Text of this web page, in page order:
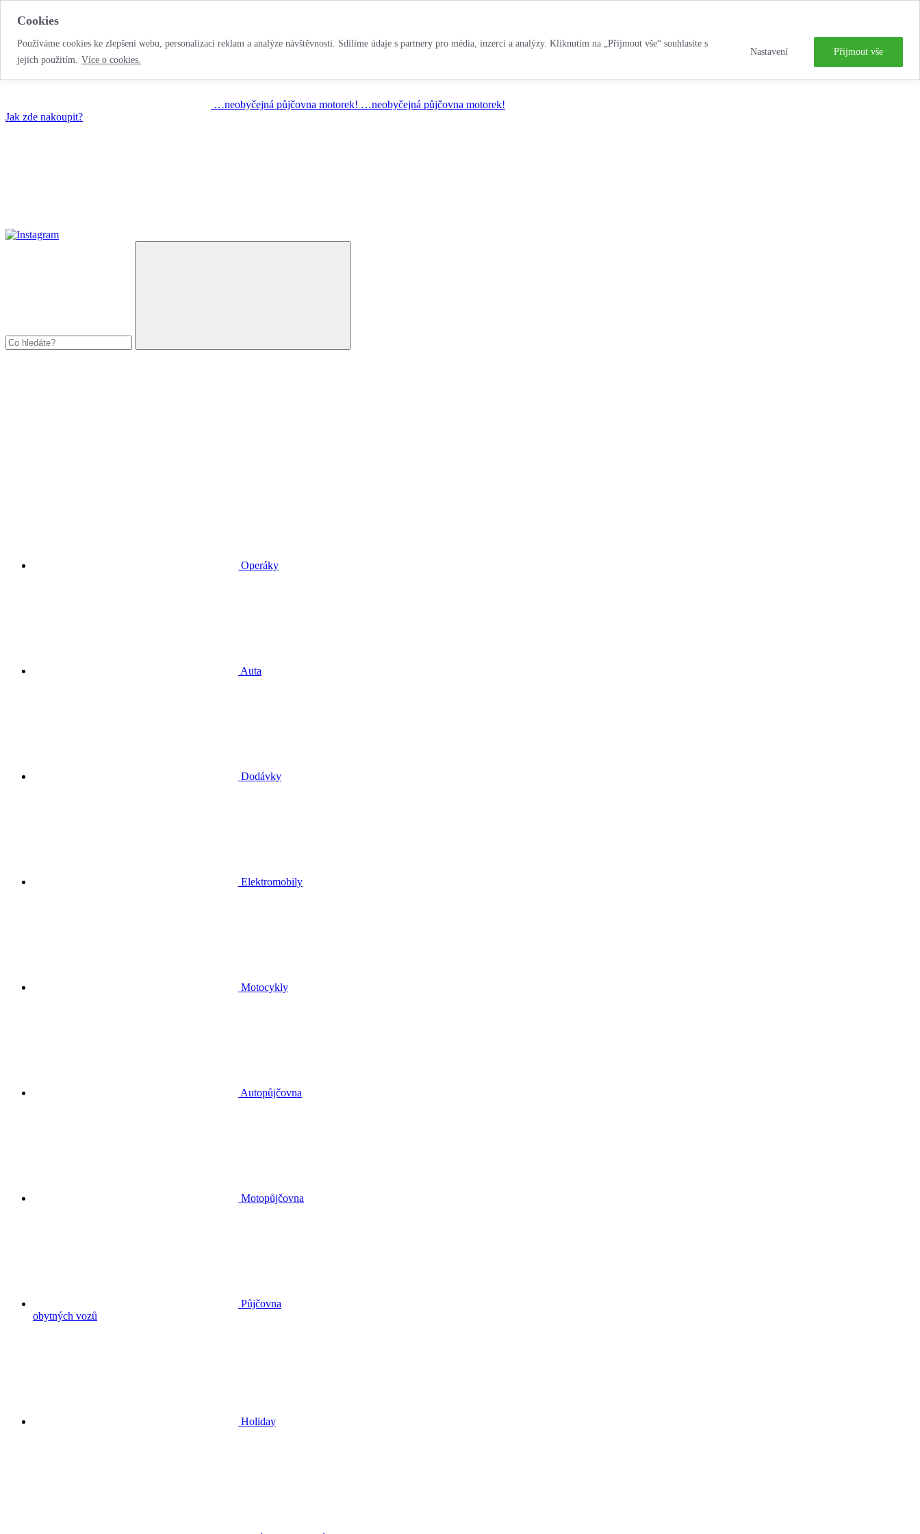
Cookies
Používáme cookies ke zlepšení webu, personalizaci reklam a analýze návštěvnosti. Sdílíme údaje s partnery pro média, inzerci a analýzy. Kliknutím na „Přijmout vše“ souhlasíte s
jejich použitím. Více o cookies.
Nastavení Přijmout vše
…neobyčejná půjčovna motorek! …neobyčejná půjčovna motorek!
Jak zde nakoupit?
Operáky
Auta
Dodávky
Elektromobily
Motocykly
Autopůjčovna
Motopůjčovna
Půjčovna
obytných vozů
Holiday